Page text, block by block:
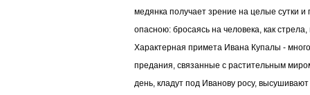
медянка получает зрение на целые сутки
опасною: бросаясь на человека, как
Характерная примета Ивана Купалы -
предания, связанные с растительным
день, кладут под Иванову росу,